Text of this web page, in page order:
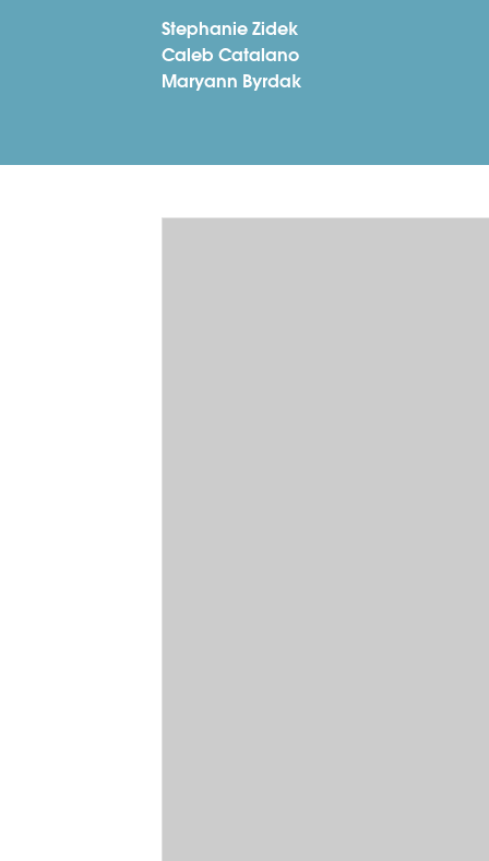
Stephanie Zidek
Caleb Catalano
Maryann Byrdak